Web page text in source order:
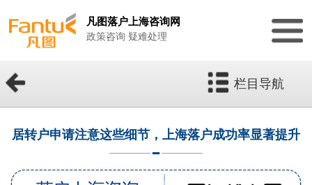
凡图落户上海咨询网
政策咨询 疑难处理
栏目导航
居转户申请注意这些细节，上海落户成功率显著提升